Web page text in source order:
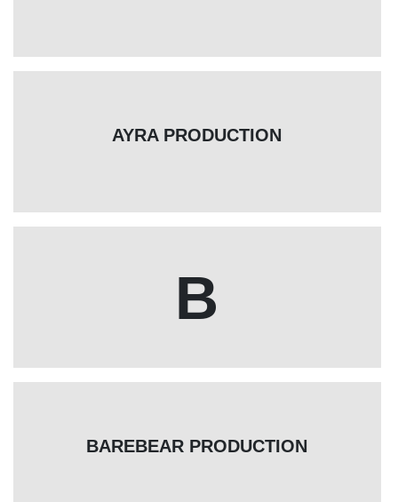
AYRA PRODUCTION
B
BAREBEAR PRODUCTION